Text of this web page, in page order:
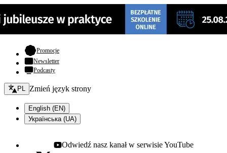
Promocje- otwiera się w nowej karcie
Newsletter
Podcasty
Zmień język - bieżący:
PL Zmień język strony
English (EN)
Українська (UA)
Youtube - otwiera się w nowej karcie
Odwiedź nasz kanał w serwisie YouTube